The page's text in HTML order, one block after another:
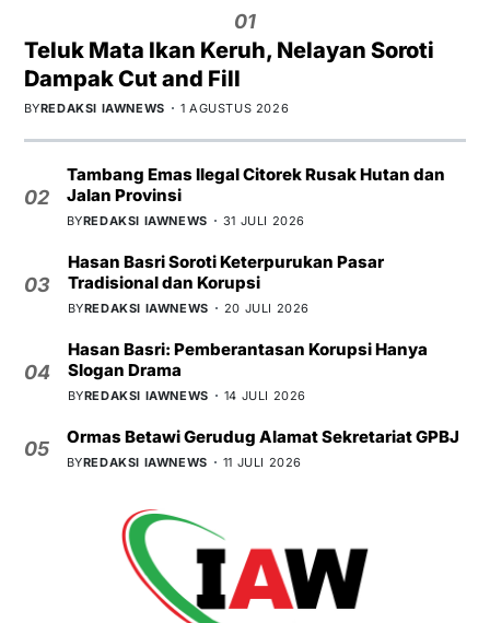
01
Teluk Mata Ikan Keruh, Nelayan Soroti
Dampak Cut and Fill
BYREDAKSI IAWNEWS 1 AGUSTUS 2026
02
Tambang Emas Ilegal Citorek Rusak Hutan dan
Jalan Provinsi
BYREDAKSI IAWNEWS 31 JULI 2026
03
Hasan Basri Soroti Keterpurukan Pasar
Tradisional dan Korupsi
BYREDAKSI IAWNEWS 20 JULI 2026
04
Hasan Basri: Pemberantasan Korupsi Hanya
Slogan Drama
BYREDAKSI IAWNEWS 14 JULI 2026
05
Ormas Betawi Gerudug Alamat Sekretariat GPBJ
BYREDAKSI IAWNEWS 11 JULI 2026